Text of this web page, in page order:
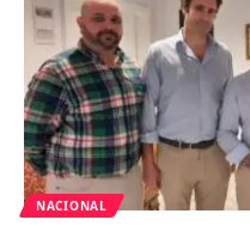
NACIONAL